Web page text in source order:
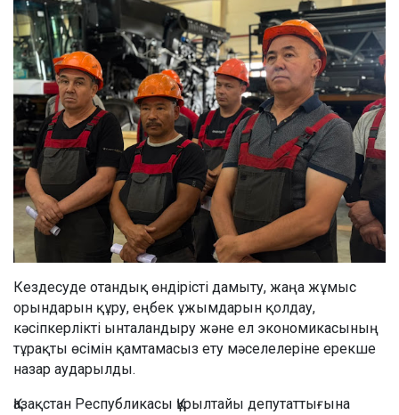
Кездесуде отандық өндірісті дамыту, жаңа жұмыс
орындарын құру, еңбек ұжымдарын қолдау,
кәсіпкерлікті ынталандыру және ел экономикасының
тұрақты өсімін қамтамасыз ету мәселелеріне ерекше
назар аударылды.
Қазақстан Республикасы Құрылтайы депутаттығына